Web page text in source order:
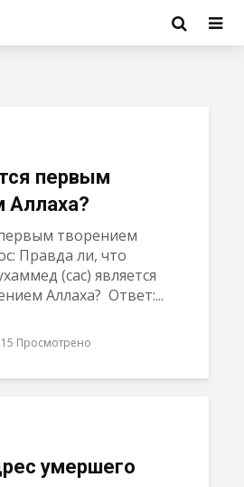
первым
Аллаха?
творением
Правда ли, что
(сac) является
Аллаха? Ответ:...
Просмотрено
умершего